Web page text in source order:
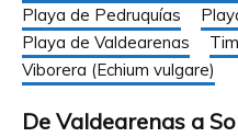
Playa de Pedruquías
Playa de Valdearenas
Viborera (Echium vulgare)
De Valdearenas a